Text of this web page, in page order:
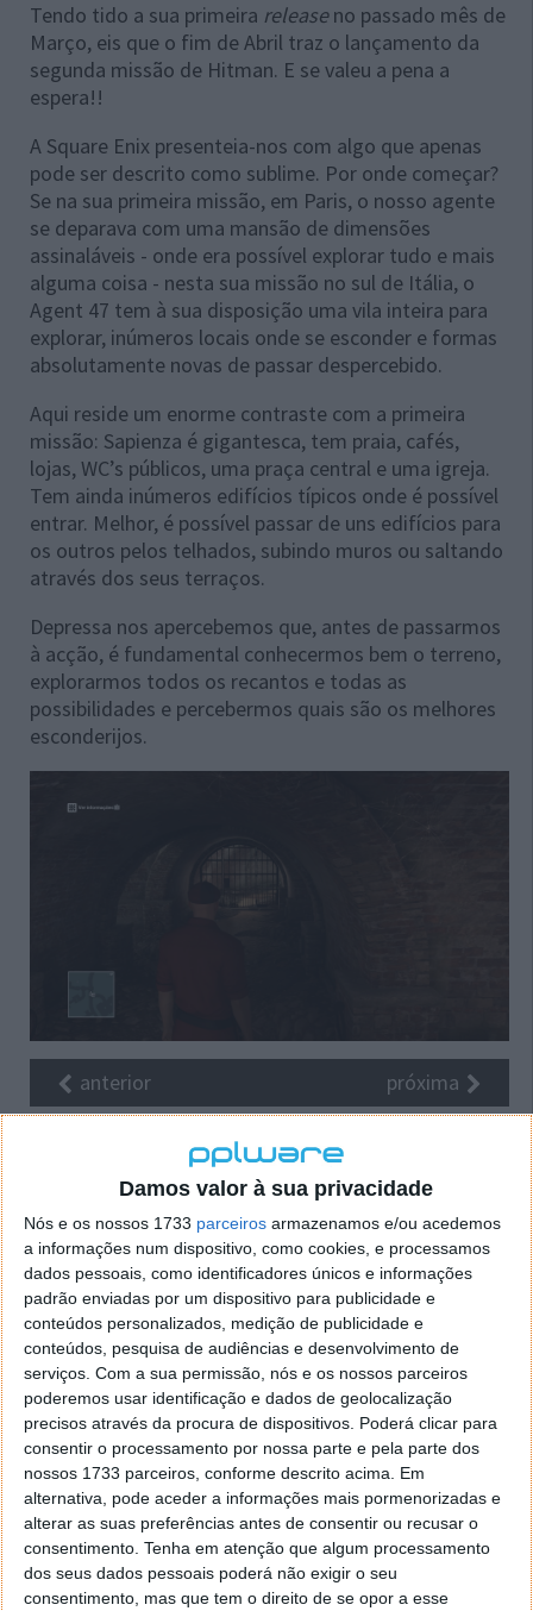
Damos valor à sua privacidade
Nós e os nossos 1733 parceiros armazenamos e/ou acedemos
a informações num dispositivo, como cookies, e processamos
dados pessoais, como identificadores únicos e informações
padrão enviadas por um dispositivo para publicidade e
conteúdos personalizados, medição de publicidade e
conteúdos, pesquisa de audiências e desenvolvimento de
serviços. Com a sua permissão, nós e os nossos parceiros
poderemos usar identificação e dados de geolocalização
precisos através da procura de dispositivos. Poderá clicar para
consentir o processamento por nossa parte e pela parte dos
nossos 1733 parceiros, conforme descrito acima. Em
alternativa, pode aceder a informações mais pormenorizadas e
alterar as suas preferências antes de consentir ou recusar o
consentimento. Tenha em atenção que algum processamento
dos seus dados pessoais poderá não exigir o seu
consentimento, mas que tem o direito de se opor a esse
Tendo tido a sua primeira releaseno passado mês de
Março, eis que o fim de Abril traz o lançamento da
segunda missão de Hitman. E se valeu a pena a
espera!!
A Square Enix presenteia-nos com algo que apenas
pode ser descrito como sublime. Por onde começar?
Se na sua primeira missão, em Paris, o nosso agente
se deparava com uma mansão de dimensões
assinaláveis - onde era possível explorar tudo e mais
alguma coisa - nesta sua missão no sul de Itália, o
Agent 47 tem à sua disposição uma vila inteira para
explorar, inúmeros locais onde se esconder e formas
absolutamente novas de passar despercebido.
Aqui reside um enorme contraste com a primeira
missão: Sapienza é gigantesca, tem praia, cafés,
lojas, WC’s públicos, uma praça central e uma igreja.
Tem ainda inúmeros edifícios típicos onde é possível
entrar. Melhor, é possível passar de uns edifícios para
os outros pelos telhados, subindo muros ou saltando
através dos seus terraços.
Depressa nos apercebemos que, antes de passarmos
à acção, é fundamental conhecermos bem o terreno,
explorarmos todos os recantos e todas as
possibilidades e percebermos quais são os melhores
esconderijos.
anterior próxima
Isto oferece uma complexidade adicional a Hitman:
se não tivermos feito bem o “trabalho de casa”, a
probabilidade de sermos descobertos é enorme.
Afinal, a missão é realizada em plena luz do dia, num
local onde os NPC’s abundam e onde é necessário
algum cuidado quando tentamos destrancar uma
porta ou quando nos disfarçamos depois de
colocarmos alguém KO.
Em Hitman – Sapienza, a Square Enix oferece-nos um
modelo de jogo mais stealth, onde é mesmo
necessário sermos pacientes e explorarmos bem o
meio envolvente para uma melhor noção das
oportunidades que temos para conseguir levar a cabo
os nossos intentos. Só através de uma exploração
cuidada e calma conseguiremos descobrir NPC’s que
podem ser importantes para a acção e diversos
objectos que nos podem facilitar a tarefa.